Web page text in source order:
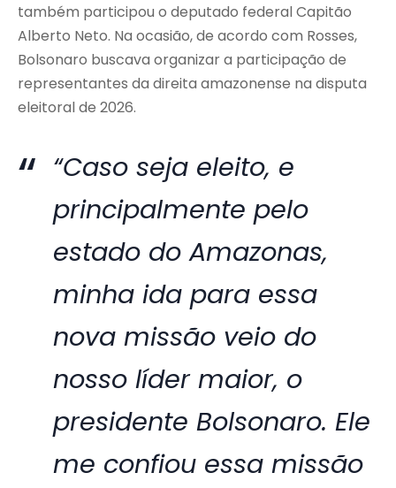
também participou o deputado federal Capitão
Alberto Neto. Na ocasião, de acordo com Rosses,
Bolsonaro buscava organizar a participação de
representantes da direita amazonense na disputa
eleitoral de 2026.
“Caso seja eleito, e
principalmente pelo
estado do Amazonas,
minha ida para essa
nova missão veio do
nosso líder maior, o
presidente Bolsonaro. Ele
me confiou essa missão